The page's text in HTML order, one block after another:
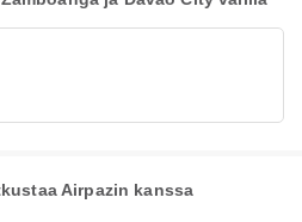
Airpazin kanssa